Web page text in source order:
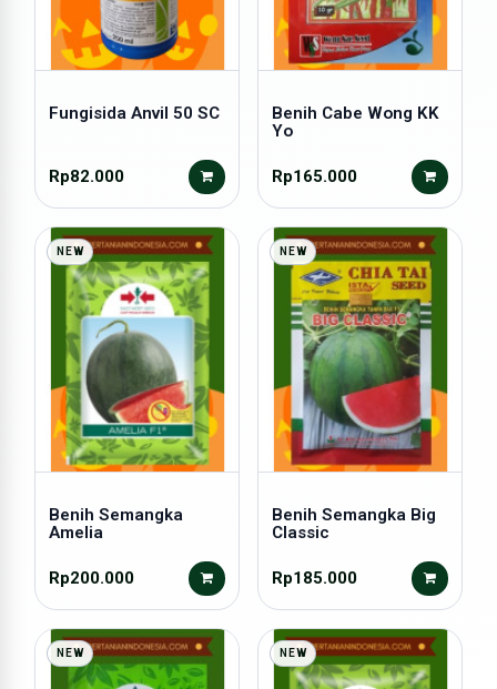
Fungisida Anvil 50 SC
Rp82.000
Benih Cabe Wong KK
Yo
Rp165.000
NEW
Benih Semangka
Amelia
Rp200.000
NEW
Benih Semangka Big
Classic
Rp185.000
NEW NEW